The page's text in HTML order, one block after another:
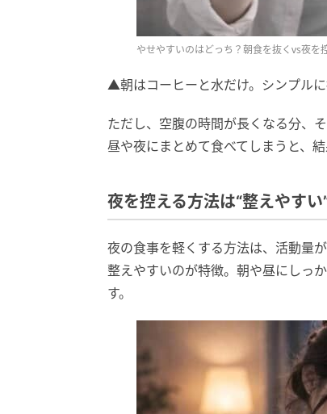
やせやすいのはどっち？朝食を抜くvs夜を
▲朝はコーヒーと水だけ。シンプル
ただし、空腹の時間が長くなる分、
昼や夜にまとめて食べてしまうと、
夜を控える方法は“整えやす
夜の食事を軽くする方法は、活動量
整えやすいのが特徴。朝や昼にしっ
す。